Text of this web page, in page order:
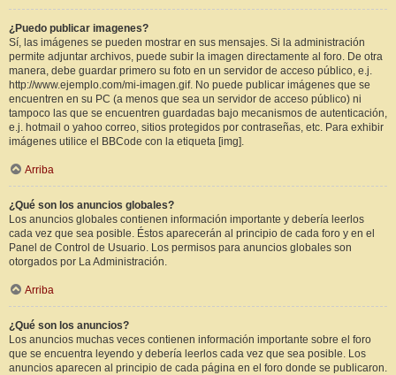
¿Puedo publicar imagenes?
Sí, las imágenes se pueden mostrar en sus mensajes. Si la administración
permite adjuntar archivos, puede subir la imagen directamente al foro. De otra
manera, debe guardar primero su foto en un servidor de acceso público, e.j.
http://www.ejemplo.com/mi-imagen.gif. No puede publicar imágenes que se
encuentren en su PC (a menos que sea un servidor de acceso público) ni
tampoco las que se encuentren guardadas bajo mecanismos de autenticación,
e.j. hotmail o yahoo correo, sitios protegidos por contraseñas, etc. Para exhibir
imágenes utilice el BBCode con la etiqueta [img].
Arriba
¿Qué son los anuncios globales?
Los anuncios globales contienen información importante y debería leerlos
cada vez que sea posible. Éstos aparecerán al principio de cada foro y en el
Panel de Control de Usuario. Los permisos para anuncios globales son
otorgados por La Administración.
Arriba
¿Qué son los anuncios?
Los anuncios muchas veces contienen información importante sobre el foro
que se encuentra leyendo y debería leerlos cada vez que sea posible. Los
anuncios aparecen al principio de cada página en el foro donde se publicaron.